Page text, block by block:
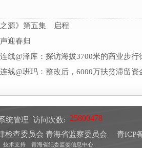
之源》第五集 启程
迎春归
线@泽库：探访海拔3700米的商业步行
线@班玛：整改后，6000万扶贫滞留资
统管理 访问次数:
检查委员会 青海省监察委员会
青ICP
术支持 青海省纪委监委信息中心